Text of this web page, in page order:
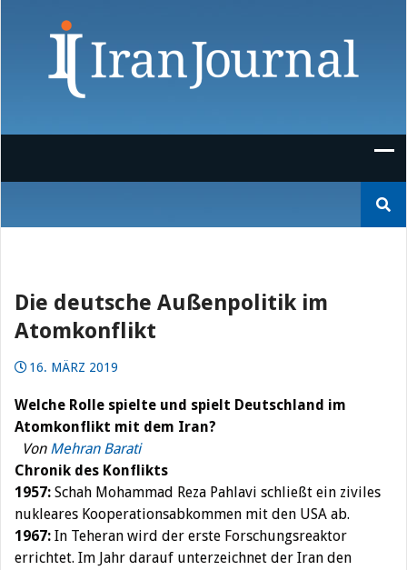
nach:
Die deutsche Außenpolitik im
Atomkonflikt
16. MÄRZ 2019
Welche Rolle spielte und spielt Deutschland im
Atomkonflikt mit dem Iran?
Von Mehran Barati
Chronik des Konflikts
1957: Schah Mohammad Reza Pahlavi schließt ein ziviles
nukleares Kooperationsabkommen mit den USA ab.
1967: In Teheran wird der erste Forschungsreaktor
errichtet. Im Jahr darauf unterzeichnet der Iran den